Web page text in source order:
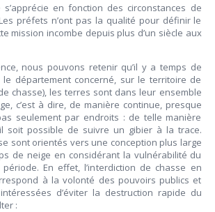
en fonction des circonstances de
préfets n’ont pas la qualité pour définir le
mission incombe depuis plus d’un siècle aux
nous pouvons retenir qu’il y a temps de
le département concerné, sur le territoire de
chasse), les terres sont dans leur ensemble
c’est à dire, de manière continue, presque
seulement par endroits : de telle manière
soit possible de suivre un gibier à la trace.
sont orientés vers une conception plus large
de neige en considérant la vulnérabilité du
En effet, l’interdiction de chasse en
à la volonté des pouvoirs publics et
d’éviter la destruction rapide du
: